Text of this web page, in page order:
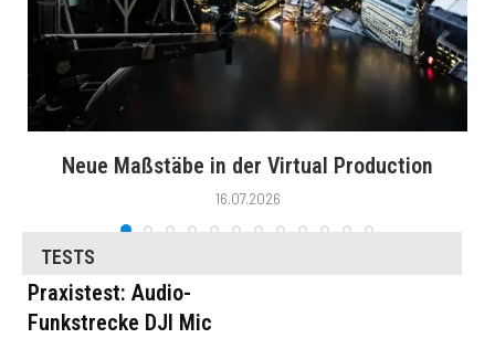
Neue Maßstäbe in der Virtual Production
16.07.2026
TESTS
Praxistest: Audio-
Funkstrecke DJI Mic